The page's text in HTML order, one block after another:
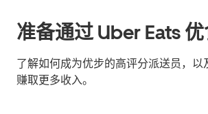
准备通过 Uber Eats
了解如何成为优步的高评分派送员，以
赚取更多收入。